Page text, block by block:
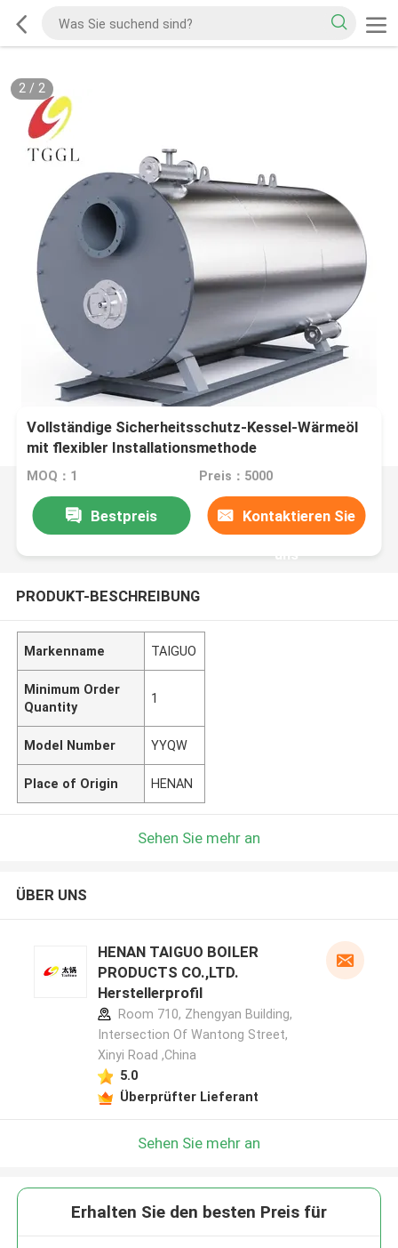
1/ 2
Vollständige Sicherheitsschutz-Kessel-Wärmeöl
mit flexibler Installationsmethode
MOQ：1 Preis：5000
Bestpreis Kontaktieren Sie
uns
PRODUKT-BESCHREIBUNG
Markenname TAIGUO
Minimum Order
Quantity
1
Model Number YYQW
Place of Origin HENAN
Sehen Sie mehr an
ÜBER UNS
HENAN TAIGUO BOILER
PRODUCTS CO.,LTD.
Herstellerprofil
Room 710, Zhengyan Building,
Intersection Of Wantong Street,
Xinyi Road ,China
5.0
Überprüfter Lieferant
Sehen Sie mehr an
Erhalten Sie den besten Preis für